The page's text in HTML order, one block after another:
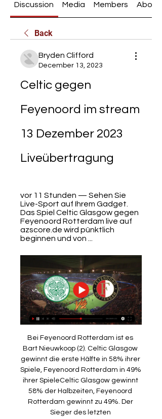
Discussion Media Members About
Back
Bryden Clifford
December 13, 2023
Celtic gegen
Feyenoord im stream
13 Dezember 2023
Liveübertragung
vor 11 Stunden — Sehen Sie
Live-Sport auf Ihrem Gadget.
Das Spiel Celtic Glasgow gegen
Feyenoord Rotterdam live auf
azscore.de wird pünktlich
beginnen und von ...
Bei Feyenoord Rotterdam ist es
Bart Nieuwkoop (2). Celtic Glasgow
gewinnt die erste Hälfte in 58% ihrer
Spiele, Feyenoord Rotterdam in 49%
ihrer SpieleCeltic Glasgow gewinnt
58% der Halbzeiten, Feyenoord
Rotterdam gewinnt zu 49%. Der
Sieger des letzten